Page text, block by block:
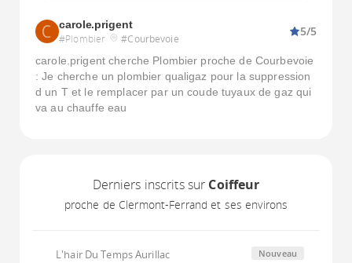
carole.prigent
#Plombier #Courbevoie
5/5
carole.prigent cherche Plombier proche de Courbevoie
: Je cherche un plombier qualigaz pour la suppression
d un T et le remplacer par un coude tuyaux de gaz qui
va au chauffe eau
Derniers inscrits sur Coiffeur
proche de Clermont-Ferrand et ses environs
L'hair Du Temps Aurillac Nouveau